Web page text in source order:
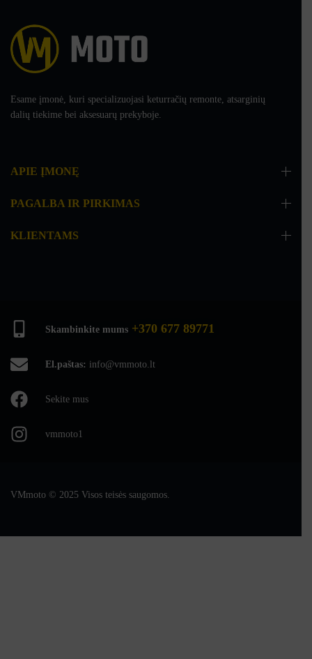
Esame įmonė, kuri specializuojasi keturračių remonte, atsarginių
dalių tiekime bei aksesuarų prekyboje.
APIE ĮMONĘ
PAGALBA IR PIRKIMAS
KLIENTAMS
Skambinkite mums +370 677 89771
El.paštas: info@vmmoto.lt
Sekite mus
vmmoto1
VMmoto © 2025 Visos teisės saugomos.